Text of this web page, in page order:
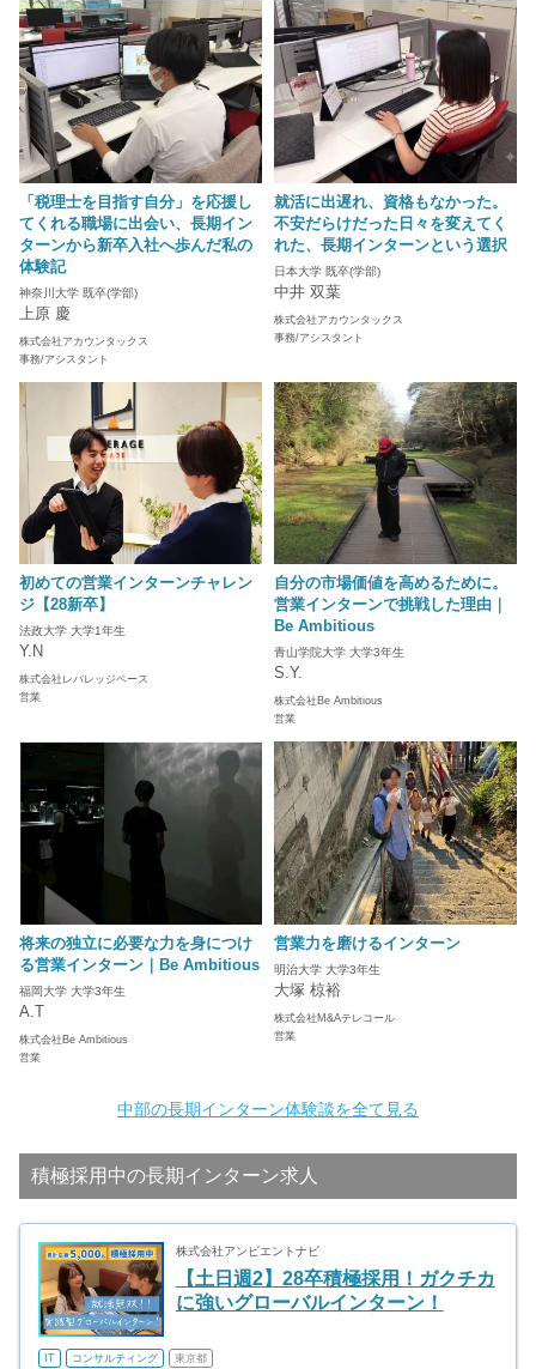
「税理士を目指す自分」を応援し
てくれる職場に出会い、長期イン
ターンから新卒入社へ歩んだ私の
体験記
神奈川大学 既卒(学部)
上原 慶
株式会社アカウンタックス
事務/アシスタント
就活に出遅れ、資格もなかった。
不安だらけだった日々を変えてく
れた、長期インターンという選択
日本大学 既卒(学部)
中井 双葉
株式会社アカウンタックス
事務/アシスタント
初めての営業インターンチャレン
ジ【28新卒】
法政大学 大学1年生
Y.N
株式会社レバレッジベース
営業
自分の市場価値を高めるために。
営業インターンで挑戦した理由｜
Be Ambitious
青山学院大学 大学3年生
S.Y.
株式会社Be Ambitious
営業
将来の独立に必要な力を身につけ
る営業インターン｜Be Ambitious
福岡大学 大学3年生
A.T
株式会社Be Ambitious
営業
営業力を磨けるインターン
明治大学 大学3年生
大塚 椋裕
株式会社M&Aテレコール
営業
中部の長期インターン体験談を全て見る
積極採用中の長期インターン求人
株式会社アンビエントナビ
【土日週2】28卒積極採用！ガクチカ
に強いグローバルインターン！
IT コンサルティング 東京都